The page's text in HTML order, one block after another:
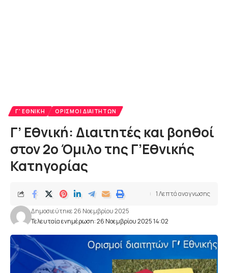
Γ' ΕΘΝΙΚΉ ΟΡΙΣΜΟΊ ΔΙΑΙΤΗΤΏΝ
Γ’ Εθνική: Διαιτητές και βοηθοί
στον 2ο Όμιλο της Γ’Εθνικής
Κατηγορίας
Τελευταία ενημέρωση: 26 Νοεμβρίου 2025 14:02
Δημοσιεύτηκε 26 Νοεμβρίου 2025
1 Λεπτά αναγνωσης